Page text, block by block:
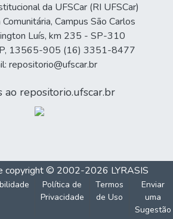
da UFSCar (RI UFSCar)
Campus São Carlos
Luís, km 235 - SP-310
13565-905 (16) 3351-8477
repositorio@ufscar.br
ao repositorio.ufscar.br
copyright © 2002-2026 LYRASIS
Política de
Privacidade
Termos
de Uso
Enviar
uma
Sugestão